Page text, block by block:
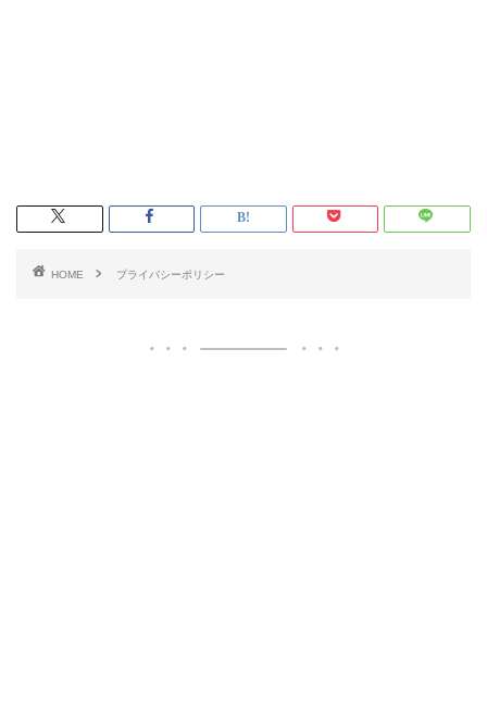
HOME プライバシーポリシー